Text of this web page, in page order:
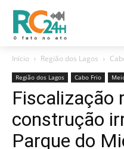
Início Região dos Lagos
Região dos Lagos Cabo Frio
Fiscalização
construção
Parque do